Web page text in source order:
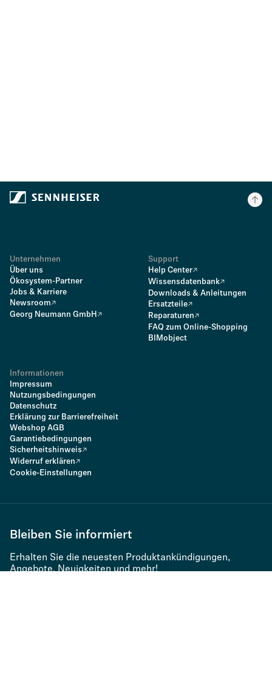
Unternehmen
Über uns
Ökosystem-Partner
Jobs & Karriere
Newsroom
Georg Neumann GmbH
Support
Help Center
Wissensdatenbank
Downloads & Anleitungen
Ersatzteile
Reparaturen
FAQ zum Online-Shopping
BIMobject
Informationen
Impressum
Nutzungsbedingungen
Datenschutz
Erklärung zur Barrierefreiheit
Webshop AGB
Garantiebedingungen
Sicherheitshinweis
Widerruf erklären
Cookie-Einstellungen
Bleiben Sie informiert
Erhalten Sie die neuesten Produktankündigungen,
Angebote, Neuigkeiten und mehr!